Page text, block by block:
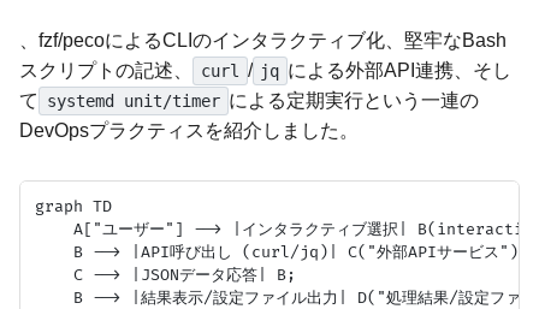
、fzf/pecoによるCLIのインタラクティブ化、堅牢なBash
スクリプトの記述、
curl / jq による外部API連携、そし
て
systemd unit/timer による定期実行という一連の
DevOpsプラクティスを紹介しました。
graph TD
A["ユーザー"] --> |インタラクティブ選択|
    B --> |API呼び出し (curl/jq)| C("外部APIサービス");
    C --> |JSONデータ応答| B;
B --> |結果表示/設定ファイル出力| D("処理結果/設定ファ